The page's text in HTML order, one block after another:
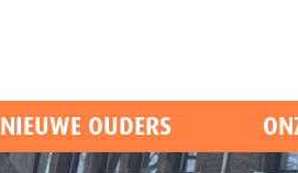
NIEUWE OUDERS